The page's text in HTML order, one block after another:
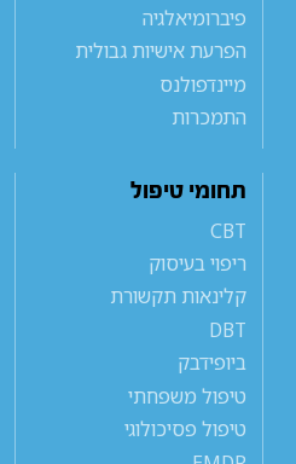
פיברומיאלגיה
הפרעת אישיות גבולית
מיינדפולנס
התמכרות
תחומי טיפול
CBT
ריפוי בעיסוק
קלינאות תקשורת
DBT
ביופידבק
טיפול משפחתי
טיפול פסיכולוגי